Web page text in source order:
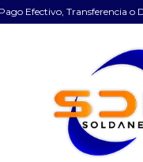
Efectivo, Transferencia o